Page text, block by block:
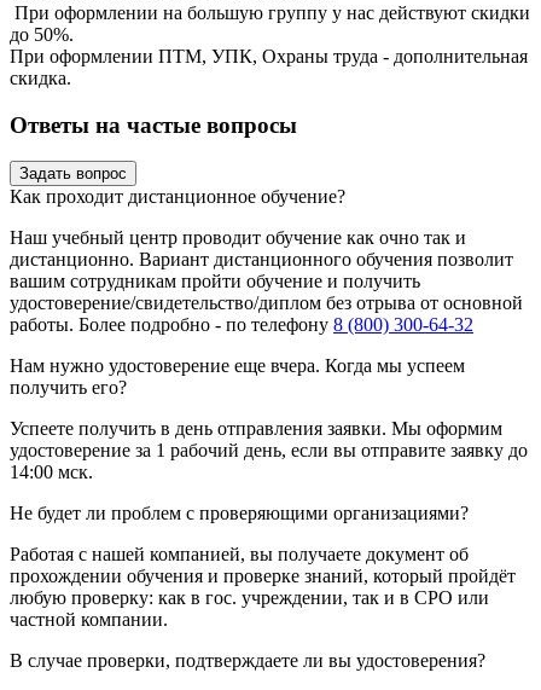
При оформлении на большую группу у нас действуют скидки
до 50%.
При оформлении ПТМ, УПК, Охраны труда - дополнительная
скидка.
Ответы на частые вопросы
Задать вопрос
Как проходит дистанционное обучение?
Наш учебный центр проводит обучение как очно так и
дистанционно. Вариант дистанционного обучения позволит
вашим сотрудникам пройти обучение и получить
удостоверение/свидетельство/диплом без отрыва от основной
работы. Более подробно - по телефону 8 (800) 300-64-32
Нам нужно удостоверение еще вчера. Когда мы успеем
получить его?
Успеете получить в день отправления заявки. Мы оформим
удостоверение за 1 рабочий день, если вы отправите заявку до
14:00 мск.
Не будет ли проблем с проверяющими организациями?
Работая с нашей компанией, вы получаете документ об
прохождении обучения и проверке знаний, который пройдёт
любую проверку: как в гос. учреждении, так и в СРО или
частной компании.
В случае проверки, подтверждаете ли вы удостоверения?